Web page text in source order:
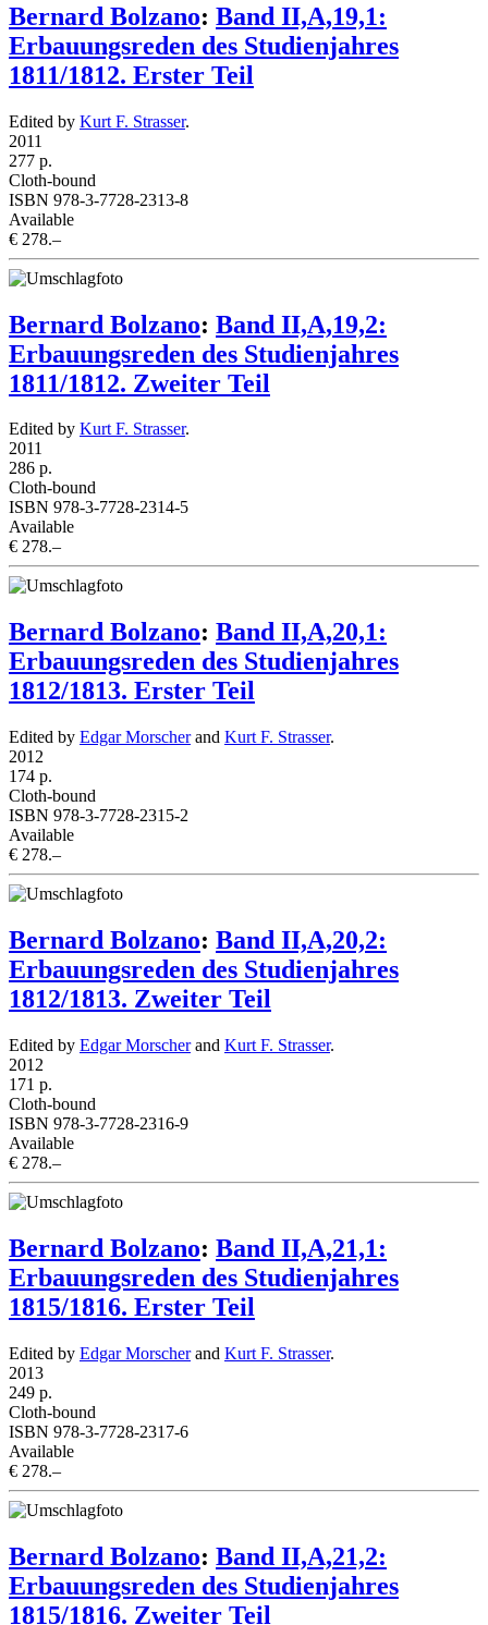
Bernard Bolzano: Band II,A,19,1:
Erbauungsreden des Studienjahres
1811/1812. Erster Teil
Edited by Kurt F. Strasser.
2011
277 p.
Cloth-bound
ISBN 978-3-7728-2313-8
Available
€ 278.–
Bernard Bolzano: Band II,A,19,2:
Erbauungsreden des Studienjahres
1811/1812. Zweiter Teil
Edited by Kurt F. Strasser.
2011
286 p.
Cloth-bound
ISBN 978-3-7728-2314-5
Available
€ 278.–
Bernard Bolzano: Band II,A,20,1:
Erbauungsreden des Studienjahres
1812/1813. Erster Teil
Edited by Edgar Morscherand Kurt F. Strasser.
2012
174 p.
Cloth-bound
ISBN 978-3-7728-2315-2
Available
€ 278.–
Bernard Bolzano: Band II,A,20,2:
Erbauungsreden des Studienjahres
1812/1813. Zweiter Teil
Edited by Edgar Morscherand Kurt F. Strasser.
2012
171 p.
Cloth-bound
ISBN 978-3-7728-2316-9
Available
€ 278.–
Bernard Bolzano: Band II,A,21,1:
Erbauungsreden des Studienjahres
1815/1816. Erster Teil
Edited by Edgar Morscherand Kurt F. Strasser.
2013
249 p.
Cloth-bound
ISBN 978-3-7728-2317-6
Available
€ 278.–
Bernard Bolzano: Band II,A,21,2:
Erbauungsreden des Studienjahres
1815/1816. Zweiter Teil